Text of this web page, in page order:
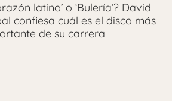
latino’ o ‘Bulería’? David
confiesa cuál es el disco más
de su carrera